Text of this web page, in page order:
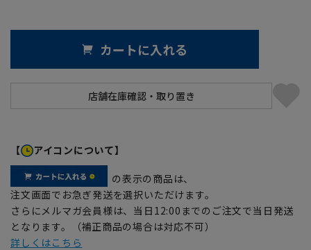
カートに入れる
【 アイコンについて】
の表示の商品は、
注文画面でお急ぎ発送を選択いただけます。
さらにメルマガ会員様は、当日12:00までのご注文で当日発送
となります。（補正商品の場合は対応不可）
詳しくはこちら